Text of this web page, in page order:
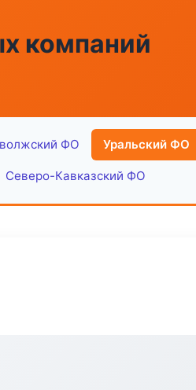
компаний
ФО Уральский ФО
Северо-Кавказский ФО